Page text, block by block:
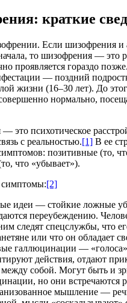
краткие
Если шизофрения и
то шизофрения — это
проявляется гораздо
— поздний
жизни (16–30 лет). До
нормально,
это психотическое
с реальностью.[1] В ее
позитивные (то,
что «убывает»).
[2]
идеи — стойкие ложные
переубеждению.
следят спецслужбы, что
или что он обладает
галлюцинации — «голоса»
действия, отдают
между собой. Могут быть и
но они встречаются
мышление —